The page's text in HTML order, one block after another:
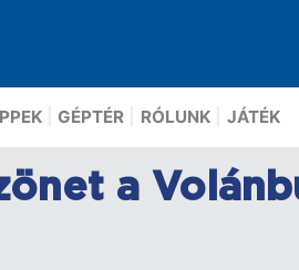
GÉPTÉR RÓLUNK JÁTÉK
a